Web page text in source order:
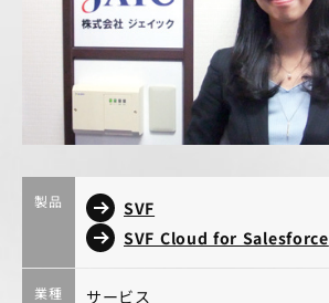
製品
SVF
SVF Cloud for Salesforce
業種 サービス